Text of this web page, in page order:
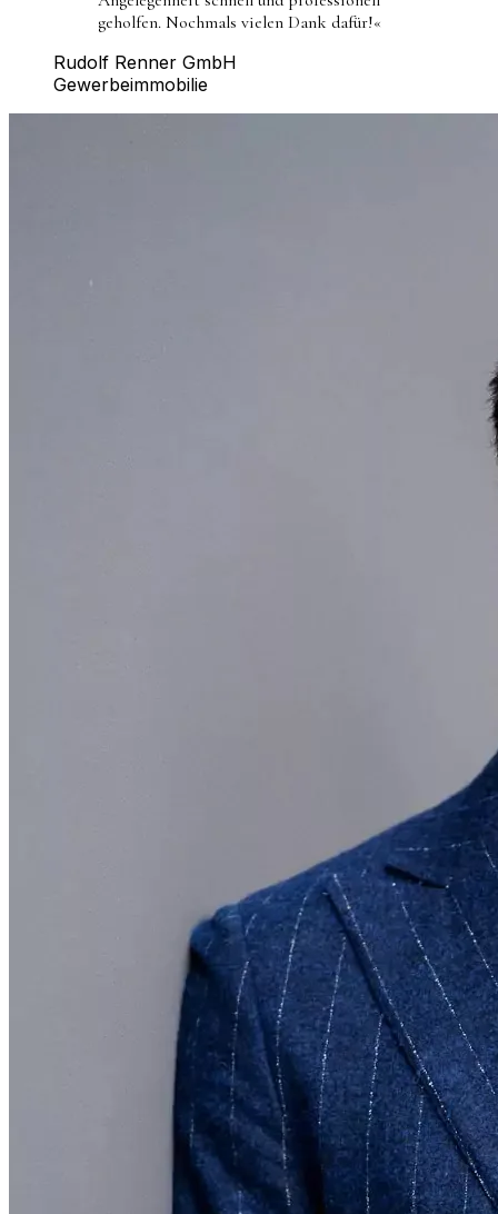
geholfen. Nochmals vielen Dank dafür!«
Rudolf Renner GmbH
Gewerbeimmobilie